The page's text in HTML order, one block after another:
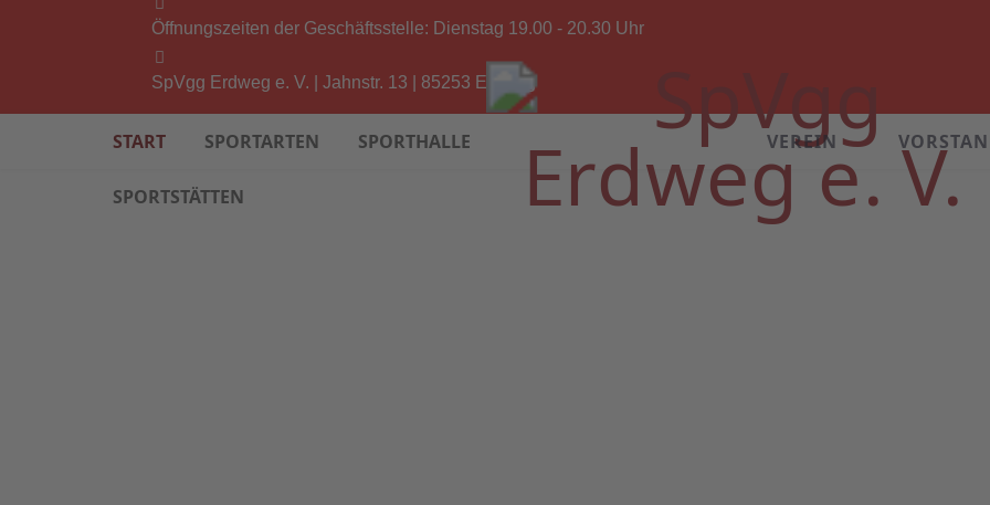
Öffnungszeiten der Geschäftsstelle: Dienstag 19.00 - 20.30 Uhr
SpVgg Erdweg e. V. | Jahnstr. 13 | 85253 Erdweg
START SPORTARTEN SPORTHALLE
SPORTSTÄTTEN
VEREIN